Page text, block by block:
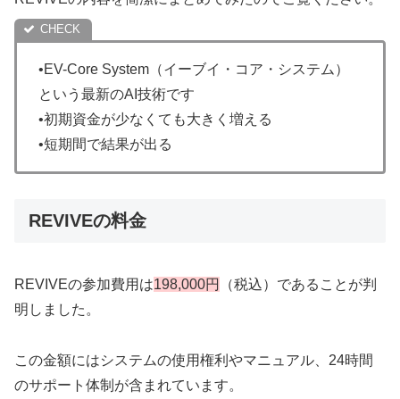
•EV-Core System（イーブイ・コア・システム）
という最新のAI技術です
•初期資金が少なくても大きく増える
•短期間で結果が出る
REVIVEの料金
REVIVEの参加費用は198,000円
（税込）であることが判
明しました。
この金額にはシステムの使用権利やマニュアル、24時間
のサポート体制が含まれています。